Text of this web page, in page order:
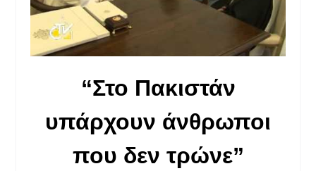
“Στο Πακιστάν
υπάρχουν άνθρωποι
που δεν τρώνε”